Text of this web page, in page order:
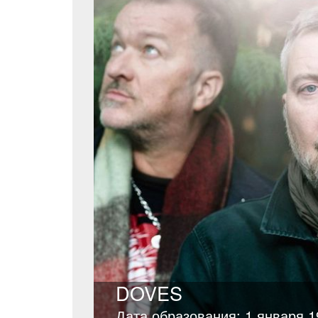
DOVES